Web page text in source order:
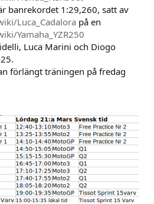
banrekordet 1:29,260, satt av
Luca_Cadalora på en
Yamaha_YZR250
Luca Marini och Diogo
förlängt träningen på fredag